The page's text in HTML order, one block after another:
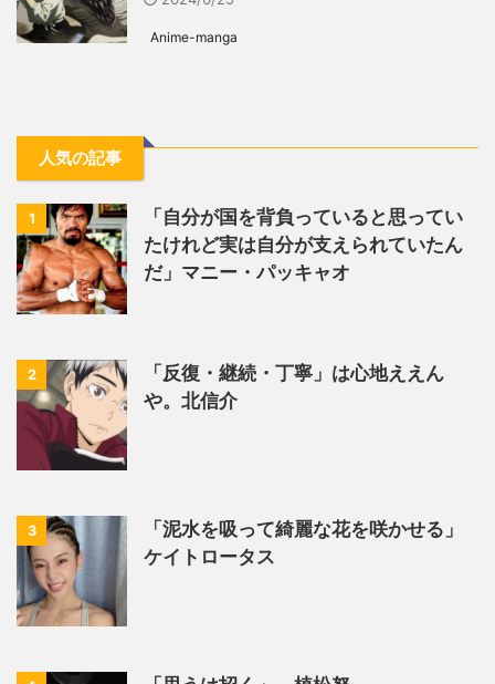
Anime-manga
人気の記事
1
「自分が国を背負っていると思ってい
たけれど実は自分が支えられていたん
だ」マニー・パッキャオ
2
「反復・継続・丁寧」は心地ええん
や。北信介
3
「泥水を吸って綺麗な花を咲かせる」
ケイトロータス